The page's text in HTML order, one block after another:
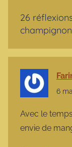
26
6
Avec le temps
envie de